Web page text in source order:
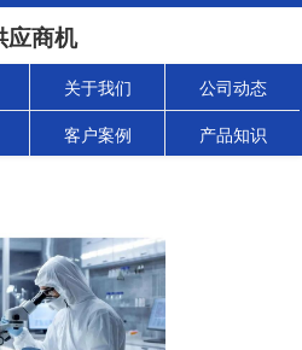
应商机
关于我们 公司动态
客户案例 产品知识